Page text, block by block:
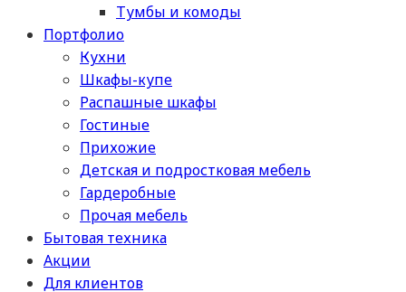
Тумбы и комоды
Портфолио
Кухни
Шкафы-купе
Распашные шкафы
Гостиные
Прихожие
Детская и подростковая мебель
Гардеробные
Прочая мебель
Бытовая техника
Акции
Для клиентов